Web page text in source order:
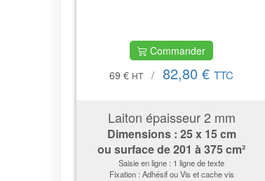
Commander
69 € HT / 82,80 € TTC
Laiton épaisseur 2 mm
Dimensions : 25 x 15 cm
ou surface de201 à 375 cm²
Saisie en ligne : 1 ligne de texte
Fixation : Adhésif ou Vis et cache vis